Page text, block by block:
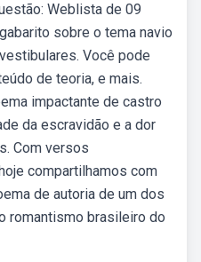
Weblista de 09
sobre o tema navio
Você pode
de teoria, e mais.
impactante de castro
da escravidão e a dor
Com versos
compartilhamos com
de autoria de um dos
romantismo brasileiro do